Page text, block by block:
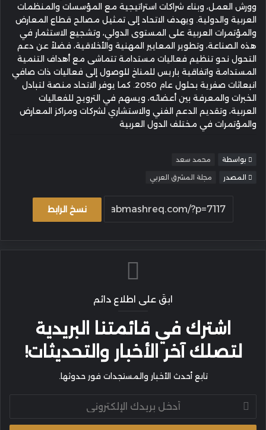
وورش العمل، وبناء شراكات استراتيجية مع المؤسسات والمنظمات
العربية والدولية. ويهدف الاتحاد إلى تمثيل مصالح قطاع المعارض
والمؤتمرات العربية على المستوى الدولي، وتشجيع الاستثمار في
هذه الصناعة، وتطوير المعايير المهنية والأخلاقية، فضلاً عن دعم
التحول نحو تنظيم فعاليات مستدامة تتماشى مع أهداف التنمية
المستدامة واتفاقية باريس للمناخ للوصول إلى فعاليات ذات صافي
انبعاثات صفرية بحلول عام 2050. كما يوفر الاتحاد منصة لتبادل
الخبرات والمعرفة بين أعضائه، ويسهم في الترويج للفعاليات
العربية، وتقديم الدعم الفني والاستشاري لشركات ومراكز المعارض
والمؤتمرات في مختلف الدول العربية
بواسطة محمد سعد
المصدر مجلة المشرق العربي
نسخ الرابط
ابقَ على اطلاع دائم
اشترك في قائمتنا البريدية
لتصلك آخر الأخبار والتحديثات!
تابع أحدث الأخبار والمستجدات فور حدوثها.
بريدك
الإلكتروني